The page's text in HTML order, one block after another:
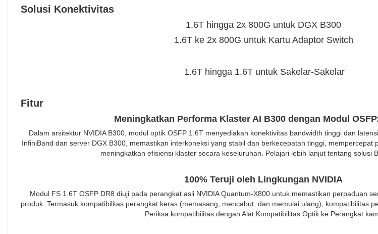
Solusi Konektivitas
1.6T hingga 2x 800G untuk DGX B300
1.6T ke 2x 800G untuk Kartu Adaptor Switch
1.6T hingga 1.6T untuk Sakelar-Sakelar
Fitur
Meningkatkan Performa Klaster AI B300 dengan Modul
Dalam arsitektur NVIDIA B300, modul optik OSFP 1.6T menyediakan konektivitas bandwidth tinggi dan
InfiniBand dan server DGX B300, memastikan interkoneksi yang stabil dan berkecepatan tinggi, mempercepat
meningkatkan efisiensi klaster secara keseluruhan. Pelajari lebih lanjut tentang solusi
100% Teruji oleh Lingkungan NVIDIA
Modul FS 1.6T OSFP DR8 diuji pada perangkat asli NVIDIA Quantum-X800 untuk memastikan perpaduan
produk. Termasuk kompatibilitas perangkat keras (memasang, mencabut, dan memulai ulang), kompatibilitas
Periksa kompatibilitas dengan Alat Kompatibilitas Optik ke Perangkat